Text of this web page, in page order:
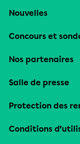
Nouvelles
Concours et
Nos partenaires
Salle de presse
Protection des
Conditions